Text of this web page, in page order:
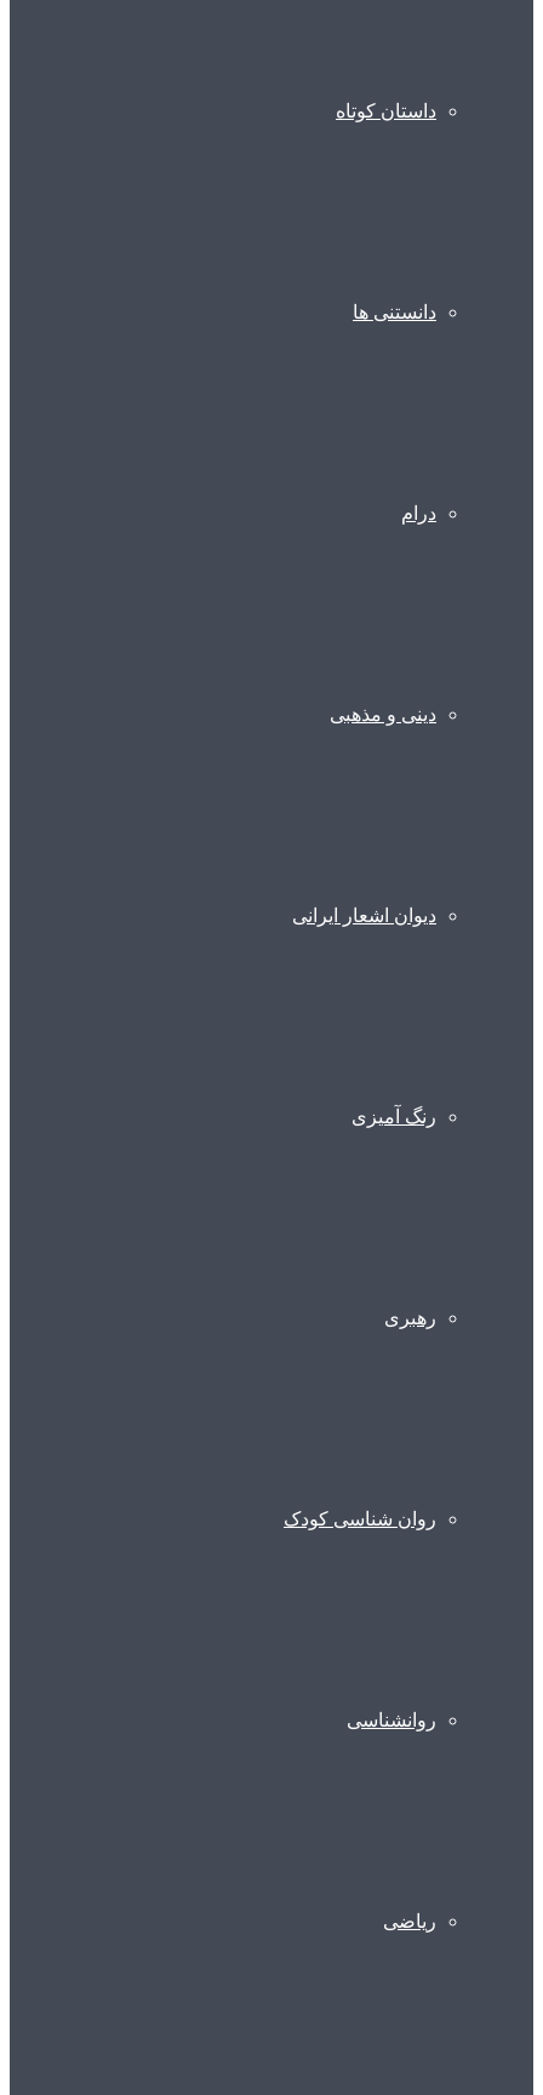
داستان کوتاه
دانستنی ها
درام
دینی و مذهبی
دیوان اشعار ایرانی
رنگ آمیزی
رهبری
روان شناسی کودک
روانشناسی
ریاضی